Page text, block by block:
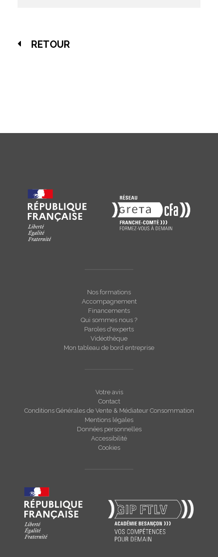
RETOUR
Nos formations
Accompagnement
Financements
Qui sommes nous ?
Paroles d'experts
Vidéothèque
Mon tableau de bord entreprise
Votre avis
Contact
Conditions Générales de Vente & Médiateur Consommation
Mentions légales
Données personnelles
Accessibilité
Cookies